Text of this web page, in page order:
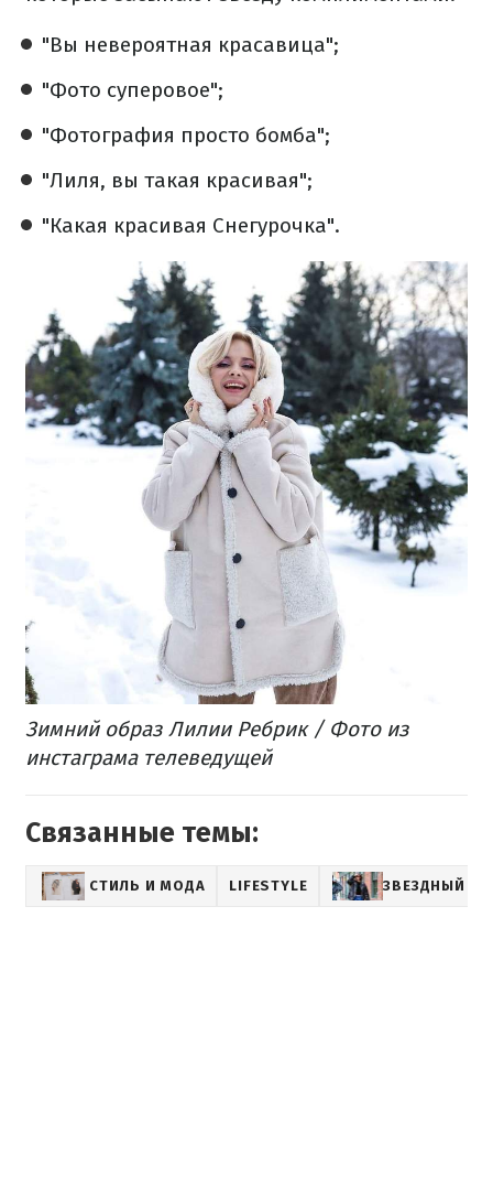
"Вы невероятная красавица";
"Фото суперовое";
"Фотография просто бомба";
"Лиля, вы такая красивая";
"Какая красивая Снегурочка".
Зимний образ Лилии Ребрик / Фото из
инстаграма телеведущей
Связанные темы:
СТИЛЬ И МОДА LIFESTYLE ЗВЕЗДНЫЙ